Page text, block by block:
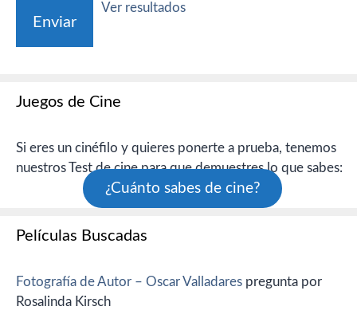
Ver resultados
Juegos de Cine
Si eres un cinéfilo y quieres ponerte a prueba, tenemos
nuestros Test de cine para que demuestres lo que sabes:
¿Cuánto sabes de cine?
Películas Buscadas
Fotografía de Autor – Oscar Valladares pregunta por
Rosalinda Kirsch